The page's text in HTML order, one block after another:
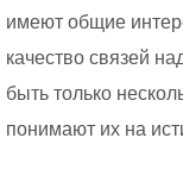
имеют общие
качество связей
быть только
понимают их на